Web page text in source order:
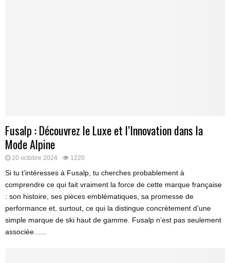
Fusalp : Découvrez le Luxe et l’Innovation dans la
Mode Alpine
20 octobre 2024 1220
Si tu t’intéresses à Fusalp, tu cherches probablement à
comprendre ce qui fait vraiment la force de cette marque française
: son histoire, ses pièces emblématiques, sa promesse de
performance et, surtout, ce qui la distingue concrètement d’une
simple marque de ski haut de gamme. Fusalp n’est pas seulement
associée......